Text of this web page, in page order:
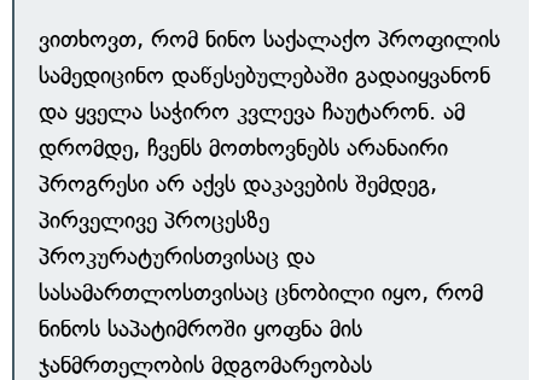
ვითხოვთ, რომ ნინო საქალაქო პროფილის
სამედიცინო დაწესებულებაში გადაიყვანონ
და ყველა საჭირო კვლევა ჩაუტარონ. ამ
დრომდე, ჩვენს მოთხოვნებს არანაირი
პროგრესი არ აქვს დაკავების შემდეგ,
პირველივე პროცესზე
პროკურატურისთვისაც და
სასამართლოსთვისაც ცნობილი იყო, რომ
ნინოს საპატიმროში ყოფნა მის
ჯანმრთელობის მდგომარეობას